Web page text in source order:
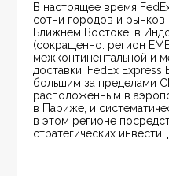
В настоящее время
сотни городов и рынков
Ближнем Востоке, в
(сокращенно: регион
межконтинентальной и
доставки. FedEx Express
большим за пределами
расположенным в
в Париже, и
в этом регионе
стратегических